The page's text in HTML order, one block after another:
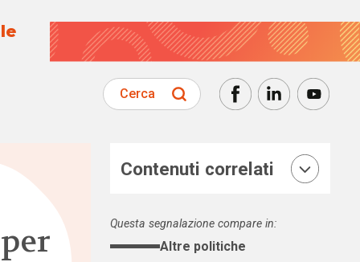
Cerca
Contenuti correlati
Questa segnalazione compare in:
Altre politiche